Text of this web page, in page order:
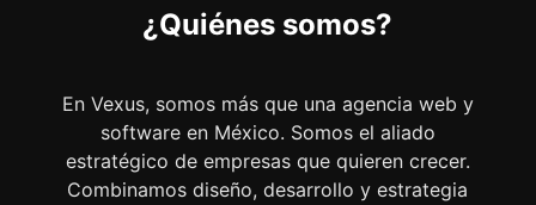
¿Quiénes somos?
En Vexus, somos más que una agencia web y
software en México. Somos el aliado
estratégico de empresas que quieren crecer.
Combinamos diseño, desarrollo y estrategia